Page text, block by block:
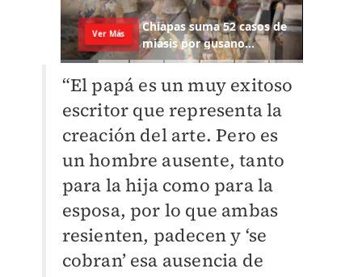
“El papá es un muy exitoso
escritor que representa la
creación del arte. Pero es
un hombre ausente, tanto
para la hija como para la
esposa, por lo que ambas
resienten, padecen y ‘se
cobran’ esa ausencia de